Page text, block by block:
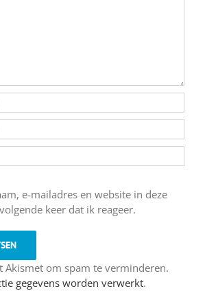
e-mailadres en website in deze
keer dat ik reageer.
Akismet om spam te verminderen.
gegevens worden verwerkt.